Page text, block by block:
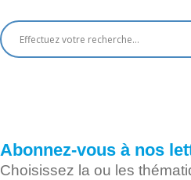
Abonnez-vous à nos
Choisissez la ou les